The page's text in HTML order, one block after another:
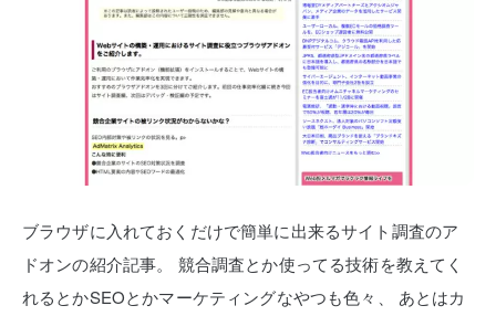
ブラウザに入れておくだけで簡単に出来るサイト調査のア
ドオンの紹介記事。
競合調査とか使ってる技術を教えてく
れるとかSEOとかマーケティングなやつも色々、
あとはカ